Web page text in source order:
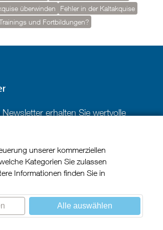
unserer kommerziellen
Kategorien Sie zulassen
Informationen finden Sie in
Alle auswählen
überwinden
Fehler in der Kaltakquise
und Fortbildungen?
erhalten Sie wertvolle